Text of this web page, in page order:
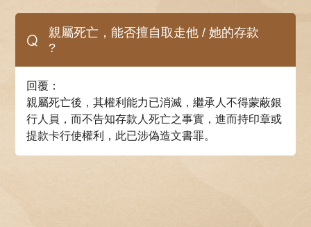
Q
親屬死亡，能否擅自取走他 / 她的存款
?
回覆：
親屬死亡後，其權利能力已消滅，繼承人不得蒙蔽銀
行人員，而不告知存款人死亡之事實，進而持印章或
提款卡行使權利，此已涉偽造文書罪。